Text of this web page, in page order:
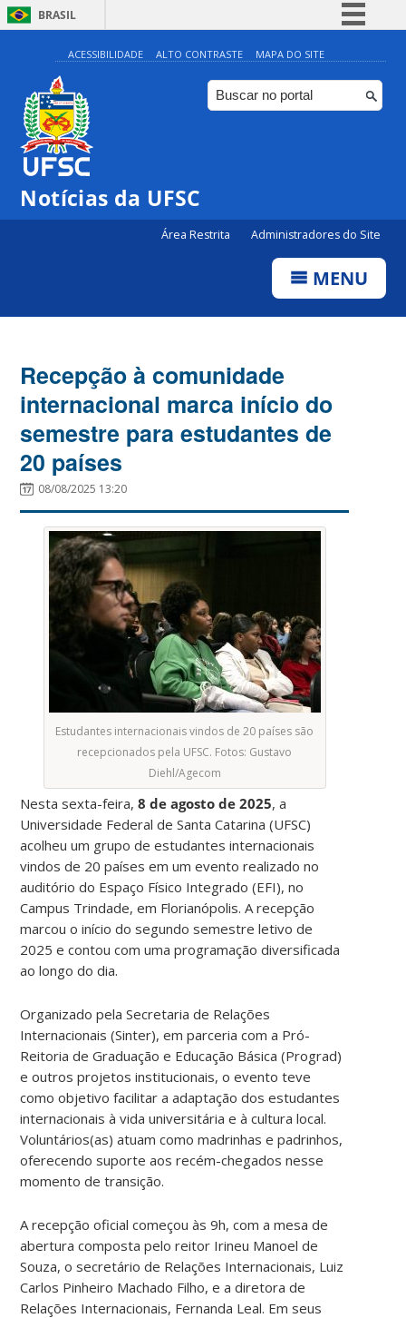
BRASIL
Simplifique!
Comunica BR
Participe
ACESSIBILIDADE ALTO CONTRASTE MAPA DO SITE
Notícias da UFSC
Área Restrita Administradores do Site
MENU
Recepção à comunidade
internacional marca início do
semestre para estudantes de
20 países
08/08/2025 13:20
Estudantes internacionais vindos de 20 países são
recepcionados pela UFSC. Fotos: Gustavo
Diehl/Agecom
Nesta sexta-feira,8 de agosto de 2025, a
Universidade Federal de Santa Catarina (UFSC)
acolheu um grupo de estudantes internacionais
vindos de 20 países em um evento realizado no
auditório do Espaço Físico Integrado (EFI), no
Campus Trindade, em Florianópolis. A recepção
marcou o início do segundo semestre letivo de
2025 e contou com uma programação diversificada
ao longo do dia.
Organizado pela Secretaria de Relações
Internacionais (Sinter), em parceria com a Pró-
Reitoria de Graduação e Educação Básica (Prograd)
e outros projetos institucionais, o evento teve
como objetivo facilitar a adaptação dos estudantes
internacionais à vida universitária e à cultura local.
Voluntários(as) atuam como madrinhas e padrinhos,
oferecendo suporte aos recém-chegados nesse
momento de transição.
A recepção oficial começou às 9h, com a mesa de
abertura composta pelo reitor Irineu Manoel de
Souza, o secretário de Relações Internacionais, Luiz
Carlos Pinheiro Machado Filho, e a diretora de
Relações Internacionais, Fernanda Leal. Em seus